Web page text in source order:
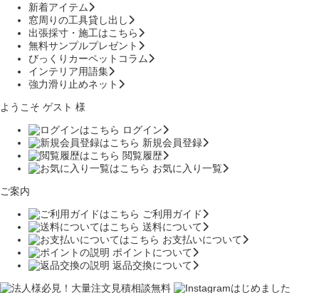
新着アイテム
窓周りの工具貸し出し
出張採寸・施工はこちら
無料サンプルプレゼント
びっくりカーペットコラム
インテリア用語集
強力滑り止めネット
ようこそ ゲスト 様
ログイン
新規会員登録
閲覧履歴
お気に入り一覧
ご案内
ご利用ガイド
送料について
お支払いについて
ポイントについて
返品交換について